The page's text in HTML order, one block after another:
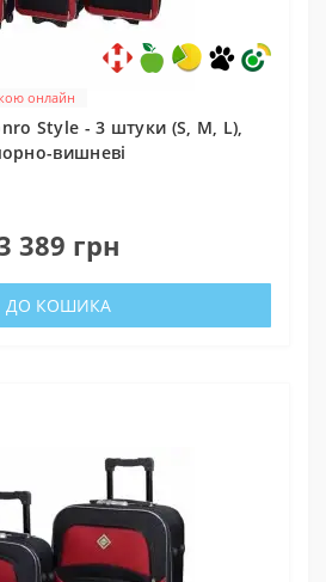
онлайн
Style - 3 штуки (S, M, L),
вишневі
389 грн
ДО КОШИКА